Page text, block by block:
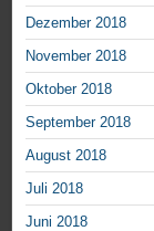
Dezember 2018
November 2018
Oktober 2018
September 2018
August 2018
Juli 2018
Juni 2018